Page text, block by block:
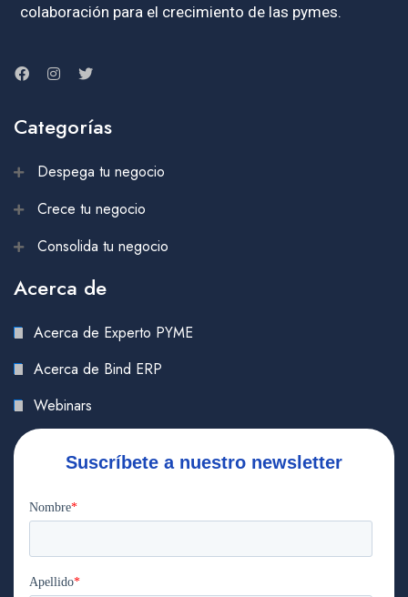
colaboración para el crecimiento de las pymes.
Categorías
Despega tu negocio
Crece tu negocio
Consolida tu negocio
Acerca de
Acerca de Experto PYME
Acerca de Bind ERP
Webinars
Suscríbete a nuestro newsletter